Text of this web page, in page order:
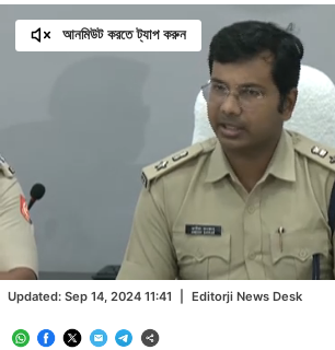
Updated: Sep 14, 2024 11:41 Editorji News Desk
আনমিউট করতে ট্যাপ করুন
Unmute
Loaded
46.80%